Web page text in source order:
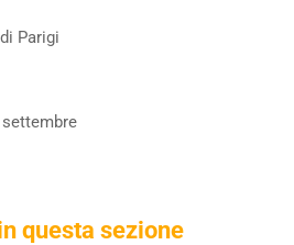
Parigi
settembre
questa sezione